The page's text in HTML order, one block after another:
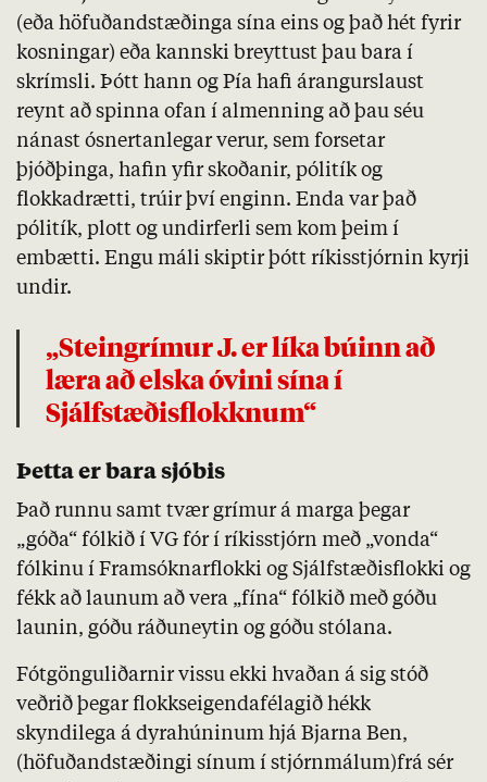
(eða höfuðandstæðinga sína eins og það hét fyrir
kosningar) eða kannski breyttust þau bara í
skrímsli. Þótt hann og Pía hafi árangurslaust
reynt að spinna ofan í almenning að þau séu
nánast ósnertanlegar verur, sem forsetar
þjóðþinga, hafin yfir skoðanir, pólitík og
flokkadrætti, trúir því enginn. Enda var það
pólitík, plott og undirferli sem kom þeim í
embætti. Engu máli skiptir þótt ríkisstjórnin kyrji
undir.
„Steingrímur J. er líka búinn að
læra að elska óvini sína í
Sjálfstæðisflokknum“
Þetta er bara sjóbis
Það runnu samt tvær grímur á marga þegar
„góða“ fólkið í VG fór í ríkisstjórn með „vonda“
fólkinu í Framsóknarflokki og Sjálfstæðisflokki og
fékk að launum að vera „fína“ fólkið með góðu
launin, góðu ráðuneytin og góðu stólana.
Fótgönguliðarnir vissu ekki hvaðan á sig stóð
veðrið þegar flokkseigendafélagið hékk
skyndilega á dyrahúninum hjá Bjarna Ben,
(höfuðandstæðingi sínum í stjórnmálum)frá sér